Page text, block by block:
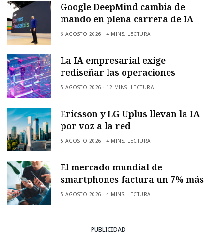
Google DeepMind cambia de
mando en plena carrera de IA
6 AGOSTO 2026 4 MINS. LECTURA
La IA empresarial exige
rediseñar las operaciones
5 AGOSTO 2026 12 MINS. LECTURA
Ericsson y LG Uplus llevan la IA
por voz a la red
5 AGOSTO 2026 4 MINS. LECTURA
El mercado mundial de
smartphones factura un 7% más
5 AGOSTO 2026 4 MINS. LECTURA
PUBLICIDAD